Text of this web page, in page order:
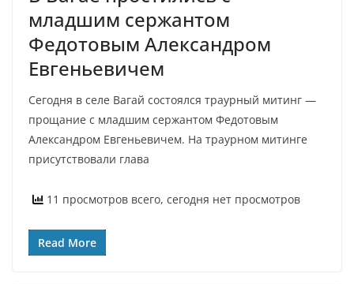
младшим сержантом
Федотовым Александром
Евгеньевичем
Сегодня в селе Вагай состоялся траурный митинг —
прощание с младшим сержантом Федотовым
Александром Евгеньевичем. На траурном митинге
присутствовали глава
11 просмотров всего, сегодня нет просмотров
Read More